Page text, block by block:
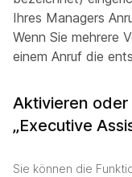
Ihres Managers
Wenn Sie mehrere
einem Anruf die
Aktivieren
„Executive
Sie können die